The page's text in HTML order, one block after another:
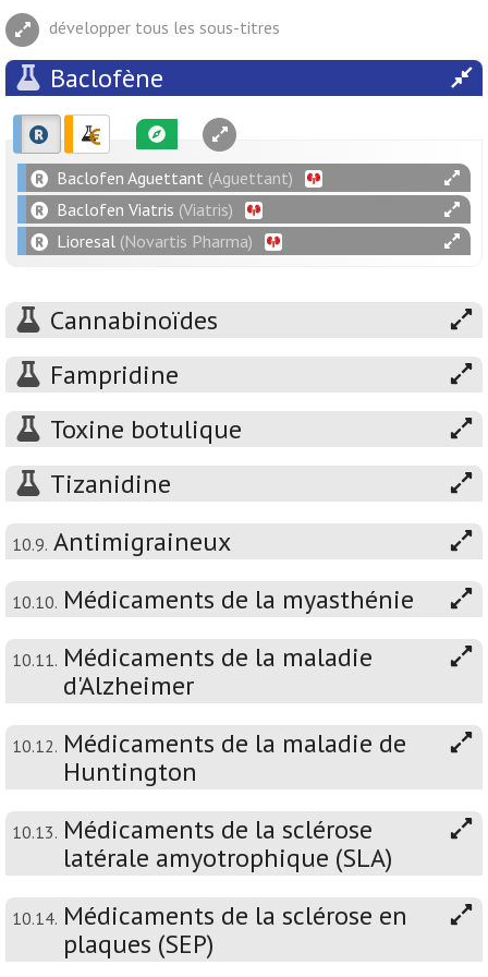
développer tous les sous-titres
Baclofène
Baclofen Aguettant (Aguettant)
Baclofen Viatris (Viatris)
Lioresal (Novartis Pharma)
Cannabinoïdes
Fampridine
Toxine botulique
Tizanidine
10.9. Antimigraineux
10.10. Médicaments de la myasthénie
10.11. Médicaments de la maladie
d'Alzheimer
10.12. Médicaments de la maladie de
Huntington
10.13. Médicaments de la sclérose
latérale amyotrophique (SLA)
10.14. Médicaments de la sclérose en
plaques (SEP)